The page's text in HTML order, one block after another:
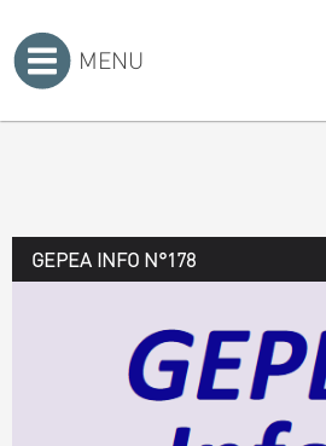
MENU
GEPEA INFO N°178